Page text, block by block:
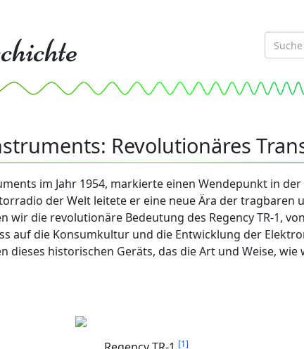
Revolutionäres
im Jahr 1954, markierte einen Wendepunkt in
der Welt leitete er eine neue Ära der tragbaren
wir die revolutionäre Bedeutung des Regency TR-1,
auf die Konsumkultur und die Entwicklung der
historischen Geräts, das die Art und Weise,
[1]